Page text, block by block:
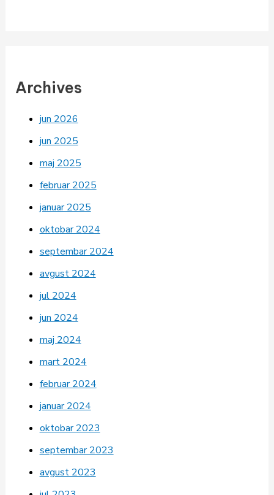
Archives
jun 2026
jun 2025
maj 2025
februar 2025
januar 2025
oktobar 2024
septembar 2024
avgust 2024
jul 2024
jun 2024
maj 2024
mart 2024
februar 2024
januar 2024
oktobar 2023
septembar 2023
avgust 2023